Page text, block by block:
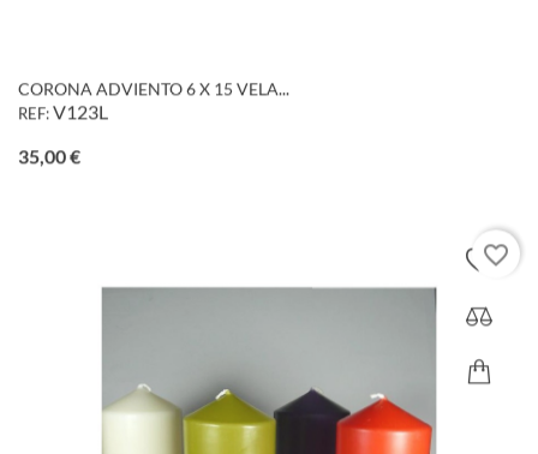
CORONA ADVIENTO 6 X 15 VELA...
REF:V123L
35,00 €Precio
favorite_border